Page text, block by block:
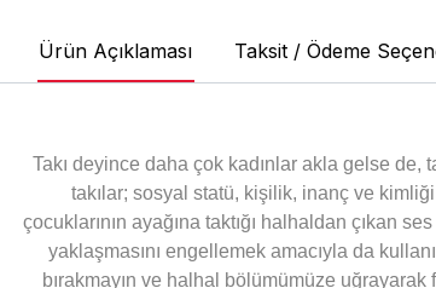
Ürün Açıklaması Taksit / Ödeme
Takı deyince daha çok kadınlar akla gelse de,
takılar; sosyal statü, kişilik, inanç ve
çocuklarının ayağına taktığı halhaldan çıkan
yaklaşmasını engellemek amacıyla da
bırakmayın ve halhal bölümümüze